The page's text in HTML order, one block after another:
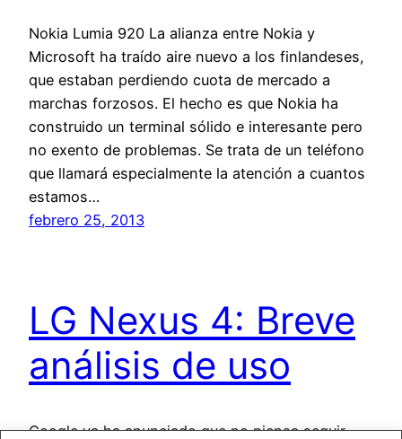
Nokia Lumia 920 La alianza entre Nokia y
Microsoft ha traído aire nuevo a los finlandeses,
que estaban perdiendo cuota de mercado a
marchas forzosos. El hecho es que Nokia ha
construido un terminal sólido e interesante pero
no exento de problemas. Se trata de un teléfono
que llamará especialmente la atención a cuantos
estamos…
febrero 25, 2013
LG Nexus 4: Breve
análisis de uso
Google ya ha anunciado que no piensa seguir